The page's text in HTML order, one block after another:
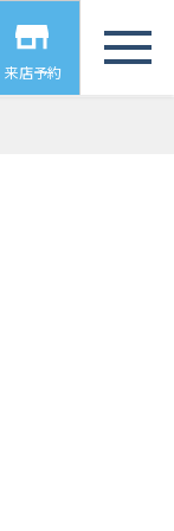
来店予約